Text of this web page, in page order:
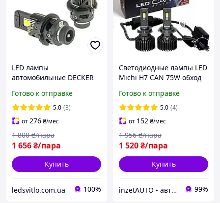
LED лампы
автомобильные DECKER
6000K CANBUS (комплект
2шт) замена ксеноновых
ламп
Готово к отправке
5.0 (3)
от276₴/мес
1 656₴/пара
1 800 ₴/пара
Купить
ledsvitlo.com.ua 100%
Светодиодные лампы LED
Michi Н7 CAN 75W обход
Готово к отправке
5.0 (4)
от 152₴/мес
1 520₴/пара
1 956 ₴/пара
Купить
inzetAUTO - автосигнализация автомузыка автосвет 99%